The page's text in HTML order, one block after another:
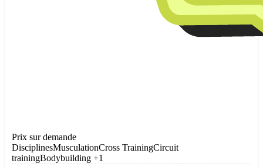
Prix sur demande
DisciplinesMusculationCross TrainingCircuit
trainingBodybuilding +1